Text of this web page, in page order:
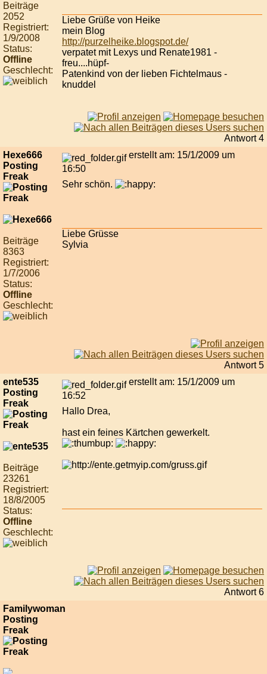
Beiträge
2052
Registriert:
1/9/2008
Status:
Offline
Geschlecht:
Liebe Grüße von Heike
mein Blog
http://purzelheike.blogspot.de/
verpatet mit Lexys und Renate1981 -
freu....hüpf-
Patenkind von der lieben Fichtelmaus -
knuddel
Antwort 4
Hexe666
Posting
Freak
Beiträge
8363
Registriert:
1/7/2006
Status:
Offline
Geschlecht:
erstellt am: 15/1/2009 um
16:50
Sehr schön.
Liebe Grüsse
Sylvia
Antwort 5
ente535
Posting
Freak
Beiträge
23261
Registriert:
18/8/2005
Status:
Offline
Geschlecht:
erstellt am: 15/1/2009 um
16:52
Hallo Drea,
hast ein feines Kärtchen gewerkelt.
Antwort 6
Familywoman
Posting
Freak